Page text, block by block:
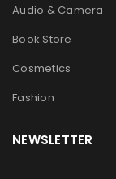
Audio & Camera
Book Store
Cosmetics
Fashion
NEWSLETTER